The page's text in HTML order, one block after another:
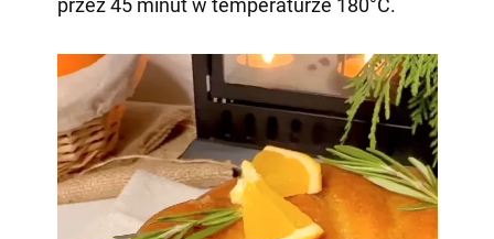
przez 45 minut w temperaturze 180°C.